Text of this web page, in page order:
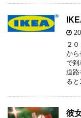
２
から
で
道路
ると
彼